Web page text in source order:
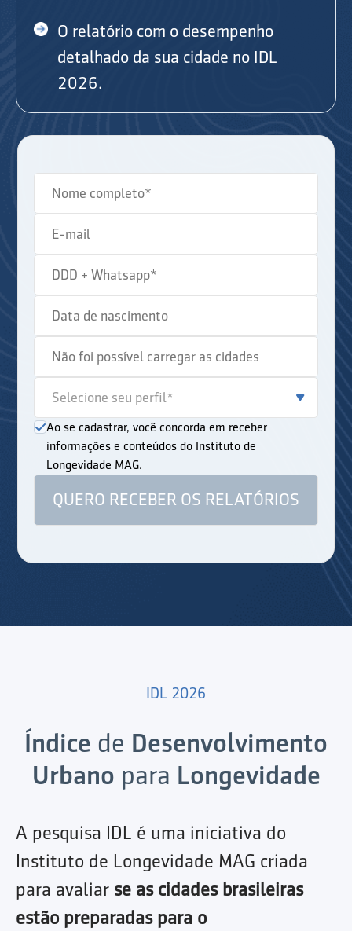
O relatório com o desempenho
detalhado da sua cidade no IDL
2026.
Ao se cadastrar, você concorda em receber
informações e conteúdos do Instituto de
Longevidade MAG.
IDL 2026
Índice de Desenvolvimento
Urbano para Longevidade
A pesquisa IDL é uma iniciativa do
Instituto de Longevidade MAG criada
para avaliar se as cidades brasileiras
estão preparadas para o